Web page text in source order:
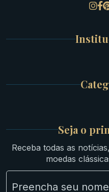
Material
NGC e
Seja o
Receba todas as
moedas